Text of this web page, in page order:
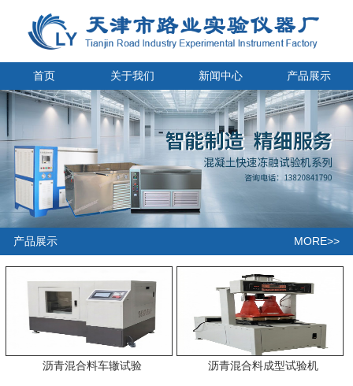
首页 关于我们 新闻中心 产品展示
产品展示 MORE>>
沥青混合料车辙试验 沥青混合料成型试验机